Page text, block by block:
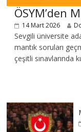
ÖSYM’den
14 Mart 2026
Sevgili üniversite
mantık soruları
çeşitli sınavlarında